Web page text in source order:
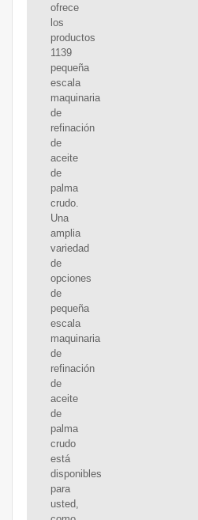
ofrece
los
productos
1139
pequeña
escala
maquinaria
de
refinación
de
aceite
de
palma
crudo.
Una
amplia
variedad
de
opciones
de
pequeña
escala
maquinaria
de
refinación
de
aceite
de
palma
crudo
está
disponibles
para
usted,